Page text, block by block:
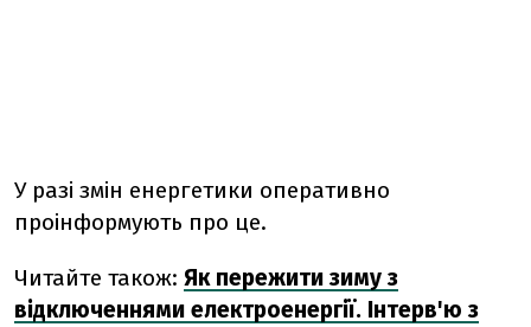
У разі змін енергетики оперативно
проінформують про це.
Читайте також: Як пережити зиму з
відключеннями електроенергії. Інтерв'ю з